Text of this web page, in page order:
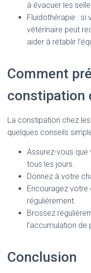
à évacuer les
Fluidothérapie : si
vétérinaire peut
aider à rétablir
Comment
constipation
La constipation chez
quelques conseils
Assurez-vous
tous les jours.
Donnez à votre
Encouragez votre
régulièrement.
Brossez
l’accumulation de
Conclusion